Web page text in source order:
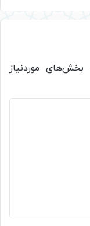
بخش‌های موردنیاز